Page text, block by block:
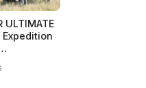
ULTIMATE
Expedition